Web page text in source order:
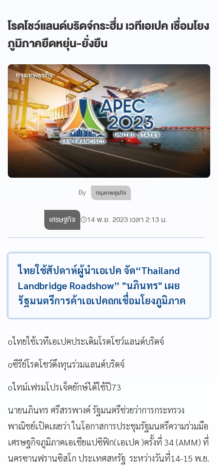
โรดโชว์แลนด์บริดจ์กระฮึ่ม เวทีเอเปค เชื่อมโยง
ภูมิภาคยืดหยุ่น-ยั่งยืน
By กรุงเทพธุรกิจ
เศรษฐกิจ 14 พ.ย. 2023 เวลา 2:13 น.
ไทยใช้สัปดาห์ผู้นำเอเปค จัด“Thailand
Landbridge Roadshow” "นภินทร" เผย
รัฐมนตรีการค้าเอเปคถกเชื่อมโยงภูมิภาค
oไทยใช้เวทีเอเปคประเดิมโรดโชว์แลนด์บริดจ์
oซีรีย์โรดโชว์ดึงทุนร่วมแลนด์บริดจ์
oไทม์เฟรมโปรเจ็คยักษ์ได้ใช้ปี73
นายนภินทร ศรีสรรพางค์ รัฐมนตรีช่วยว่าการกระทรวง
พาณิชย์เปิดเผยว่า ในโอกาสการประชุมรัฐมนตรีความร่วมมือ
เศรษฐกิจภูมิภาคเอเชียแปซิฟิก(เอเปค )ครั้งที่ 34 (AMM) ที่
นครซานฟรานซิสโก ประเทศสหรัฐ ระหว่างวันที่14-15 พ.ย.